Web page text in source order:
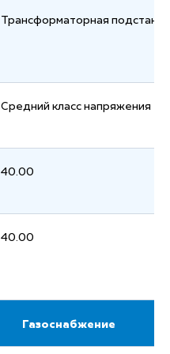
Трансформаторная
Средний класс напряжения –
40.00
40.00
Газоснабжение